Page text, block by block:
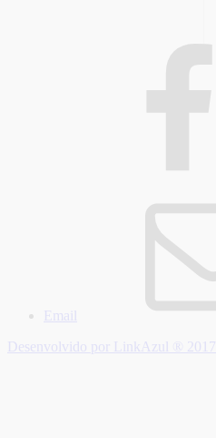
Email
Desenvolvido por LinkAzul ® 2017